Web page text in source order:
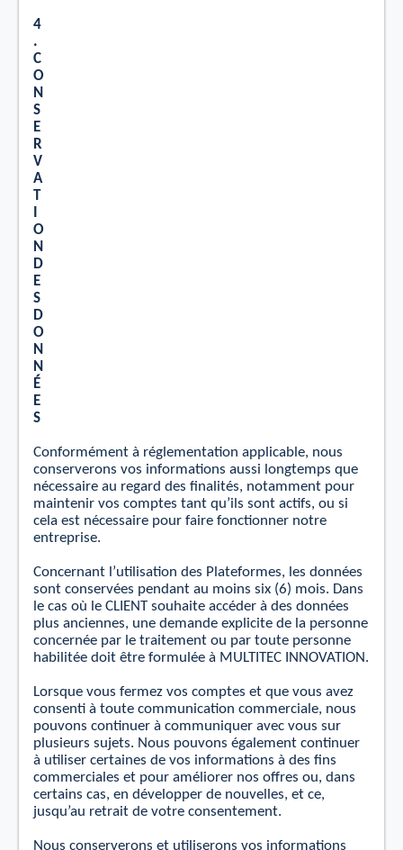
4
.
C
O
N
S
E
R
V
A
T
O
N
D
E
S
D
O
N
N
É
E
S
Conformément à réglementation applicable, nous
conserverons vos informations aussi longtemps que
nécessaire au regard des ﬁnalités, notamment pour
maintenir vos comptes tant qu’ils sont actifs, ou si
cela est nécessaire pour faire fonctionner notre
entreprise.
Concernant l’utilisation des Plateformes, les données
sont conservées pendant au moins six (6) mois. Dans
le cas où le CLIENT souhaite accéder à des données
plus anciennes, une demande explicite de la personne
concernée par le traitement ou par toute personne
habilitée doit être formulée à MULTITEC INNOVATION.
Lorsque vous fermez vos comptes et que vous avez
consenti à toute communication commerciale, nous
pouvons continuer à communiquer avec vous sur
plusieurs sujets. Nous pouvons également continuer
à utiliser certaines de vos informations à des ﬁns
commerciales et pour améliorer nos oﬀres ou, dans
certains cas, en développer de nouvelles, et ce,
jusqu’au retrait de votre consentement.
Nous conserverons et utiliserons vos informations